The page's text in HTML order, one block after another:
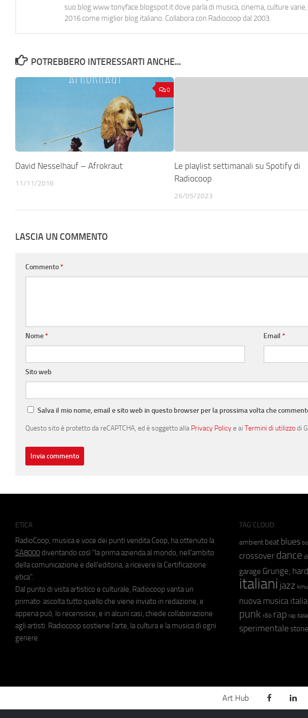
suo blog www.tonyface.blogspot.it dove parla di musica, cinema, culture
2016 come miglior blog italiano. Collabora con Radiocoop dal 2003.
POTREBBERO INTERESSARTI ANCHE...
0
David Nesselhauf – Afrokraut
11/11/2016
Le playlist settimanali su Spotify di
Radiocoop
26/05/2023
LASCIA UN COMMENTO
Commento*
Nome* Email*
Sito web
Salva il mio nome, email e sito web in questo browser per la prossima volta che
Questo sito è protetto da reCAPTCHA, ed è soggetto alla Privacy Policye ai Termini di utilizzodi
ETICA
RadioCoop, musica e voce dei punti vendita Coop, ha ottenuto la
SA8000 diventando così "la prima azienda al mondo, nell'ambito
della comunicazione e dell'editoria, a ricevere la Certificazione
etica".
Dal punto di vista artistico e culturale, Radiocoop vanta un
primato: ascolta tutto quello che viene inviato in redazione, e
appena può, lo recensisce, e in alcuni casi, chiede collaborazione
agli artisti. Radiocoop sostiene l'arte, la cultura e la musica di ogni
genere.
TAG CLOUD
ambient beat blues
crossover dance
garage Grunge;
italiani jazz
nuova musica
punk r&b rap rap
sperimentale
Art Hub